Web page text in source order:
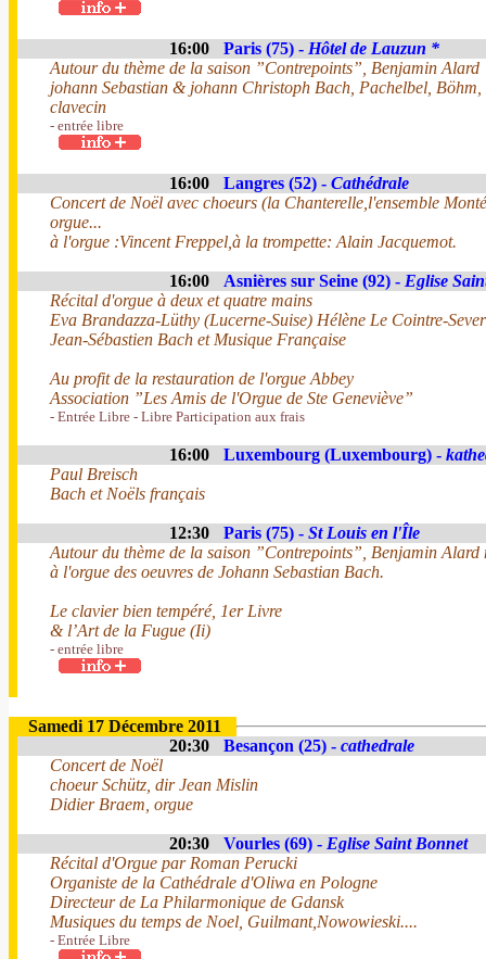
16:00 Paris (75) - Hôtel de Lauzun *
Autour du thème de la saison ”Contrepoints”, Benjamin Alard
johann Sebastian & johann Christoph Bach, Pachelbel,
clavecin
- entrée libre
16:00 Langres (52) - Cathédrale
Concert de Noël avec choeurs (la Chanterelle,l'ensemble
orgue...
à l'orgue :Vincent Freppel,à la trompette: Alain Jacquemot.
16:00 Asnières sur Seine (92) - Eglise
Récital d'orgue à deux et quatre mains
Eva Brandazza-Lüthy (Lucerne-Suise) Hélène Le Cointre-
Jean-Sébastien Bach et Musique Française
Au profit de la restauration de l'orgue Abbey
Association ”Les Amis de l'Orgue de Ste Geneviève”
- Entrée Libre - Libre Participation aux frais
16:00 Luxembourg (Luxembourg) -
Paul Breisch
Bach et Noëls français
12:30 Paris (75) - St Louis en l'Île
Autour du thème de la saison ”Contrepoints”, Benjamin
à l'orgue des oeuvres de Johann Sebastian Bach.
Le clavier bien tempéré, 1er Livre
& l’Art de la Fugue (Ii)
- entrée libre
Samedi 17 Décembre 2011
20:30
Besançon (25) - cathedrale
Concert de Noël
choeur Schütz, dir Jean Mislin
Didier Braem, orgue
20:30 Vourles (69) - Eglise Saint Bonnet
Récital d'Orgue par Roman Perucki
Organiste de la Cathédrale d'Oliwa en Pologne
Directeur de La Philarmonique de Gdansk
Musiques du temps de Noel, Guilmant,Nowowieski....
- Entrée Libre